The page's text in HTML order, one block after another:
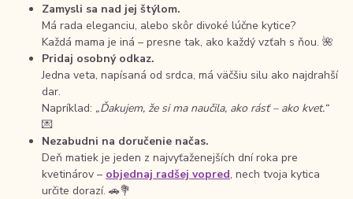
Zamysli sa nad jej štýlom.
Má rada eleganciu, alebo skôr divoké lúčne kytice?
Každá mama je iná – presne tak, ako každý vzťah s ňou. 🌺
Pridaj osobný odkaz.
Jedna veta, napísaná od srdca, má väčšiu silu ako najdrahší
dar.
Napríklad: „Ďakujem, že si ma naučila, ako rásť – ako kvet.“
💌
Nezabudni na doručenie načas.
Deň matiek je jeden z najvyťaženejších dní roka pre
kvetinárov – objednaj radšej vopred, nech tvoja kytica
určite dorazí. 🚗💐